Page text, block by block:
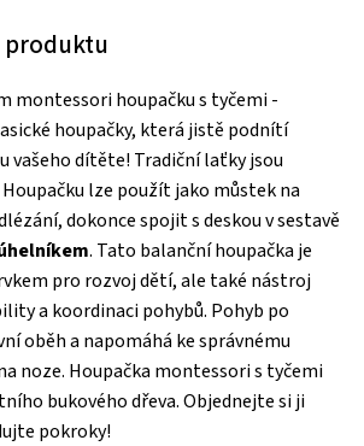
produktu
montessori houpačku s tyčemi -
houpačky, která jistě podnítí
vašeho dítěte! Tradiční laťky jsou
lze použít jako můstek na
dokonce spojit s deskou v sestavě
. Tato balanční houpačka je
pro rozvoj dětí, ale také nástroj
a koordinaci pohybů. Pohyb po
oběh a napomáhá ke správnému
noze. Houpačka montessori s tyčemi
bukového dřeva. Objednejte si ji
pokroky!